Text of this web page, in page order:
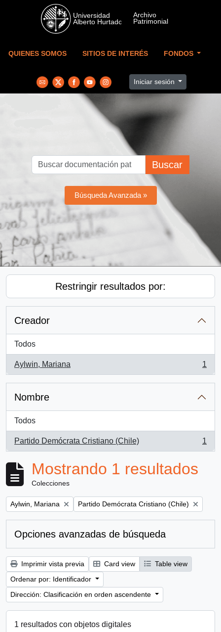
Skip to main content
QUIENES SOMOS SITIOS DE INTERÉS FONDOS
Iniciar sesión
Buscar
Búsqueda Avanzada »
Restringir resultados por:
Creador
Todos
Aylwin, Mariana
, 1 resultados
1
Nombre
Todos
Partido Demócrata Cristiano (Chile)
, 1 resultados
1
Mostrando 1 resultados
Colecciones
Remove filter:
Aylwin, Mariana Remove filter:
Partido Demócrata Cristiano (Chile)
Opciones avanzadas de búsqueda
Imprimir vista previa Card view
Table view
Ordenar por: Identificador
Dirección: Clasificación en orden ascendente
1 resultados con objetos digitales